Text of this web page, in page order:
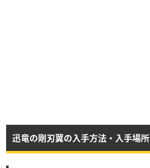
迅竜の剛刃翼の入手方法・入手場所